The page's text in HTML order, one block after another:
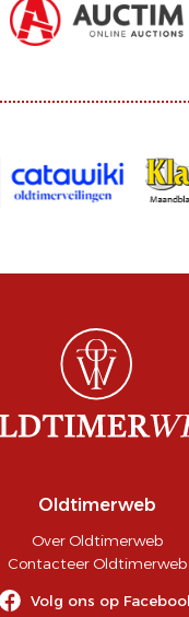
Oldtimerweb
Over Oldtimerweb
Contacteer Oldtimerweb
Volg ons op